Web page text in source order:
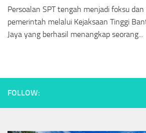
Persoalan SPT tengah menjadi foksu
pemerintah melalui Kejaksaan Tinggi
Jaya yang berhasil menangkap seorang...
FOLLOW: